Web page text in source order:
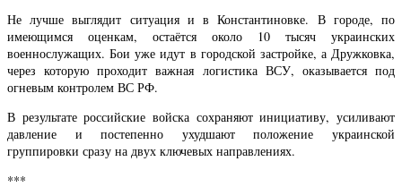
Не лучше выглядит ситуация и в Константиновке. В городе, по
имеющимся оценкам, остаётся около 10 тысяч украинских
военнослужащих. Бои уже идут в городской застройке, а Дружковка,
через которую проходит важная логистика ВСУ, оказывается под
огневым контролем ВС РФ.
В результате российские войска сохраняют инициативу, усиливают
давление и постепенно ухудшают положение украинской
группировки сразу на двух ключевых направлениях.
***